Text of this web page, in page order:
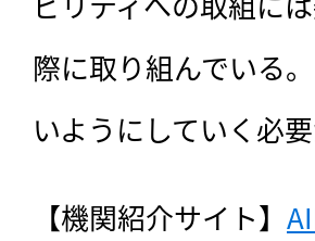
際に取り組んでいる
いようにしていく必要
【機関紹介サイト】